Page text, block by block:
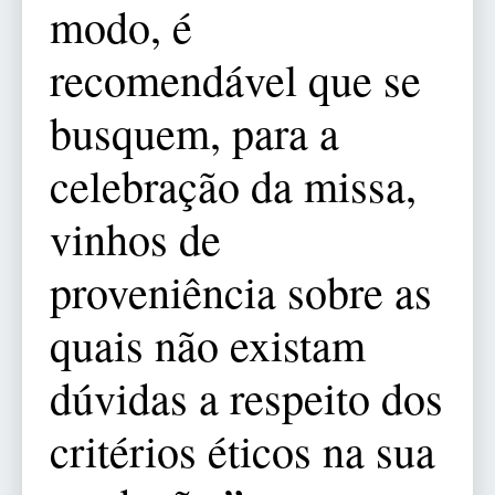
modo, é
recomendável que se
busquem, para a
celebração da missa,
vinhos de
proveniência sobre as
quais não existam
dúvidas a respeito dos
critérios éticos na sua